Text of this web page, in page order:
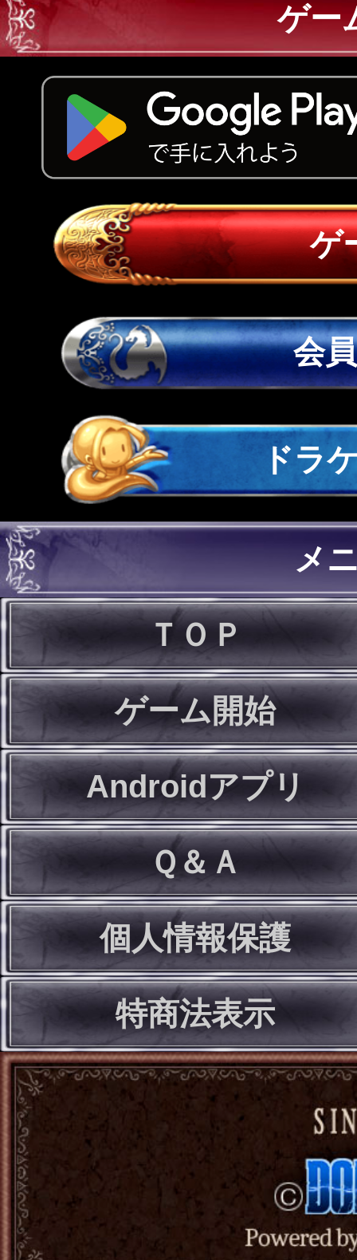
ゲー
ゲ
会
ドラ
メ
ＴＯＰ
ゲーム開始
Androidアプリ
Ｑ＆Ａ
個人情報保護
特商法表示